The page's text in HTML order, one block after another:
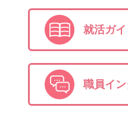
就活ガイ
職員イ